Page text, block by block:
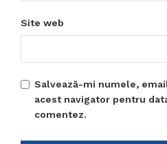
Site web
Salvează-mi numele,
acest navigator pentru
comentez.